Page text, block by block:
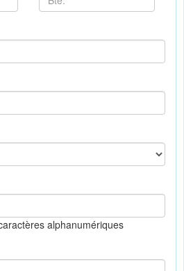
alphanumériques